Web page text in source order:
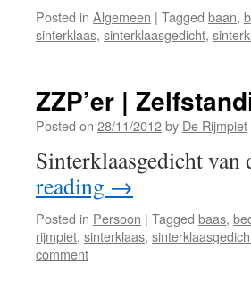
Posted in Algemeen | Tagged baan,
sinterklaas, sinterklaasgedicht,
ZZP’er |
Posted on 28/11/2012by De Rijmpiet
Sinterklaasgedicht
reading →
Posted in Persoon | Tagged baas,
rijmpiet, sinterklaas,
comment